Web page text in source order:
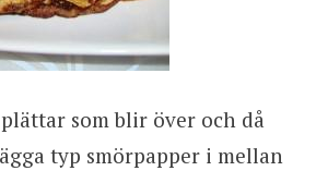
som blir över och då
typ smörpapper i mellan